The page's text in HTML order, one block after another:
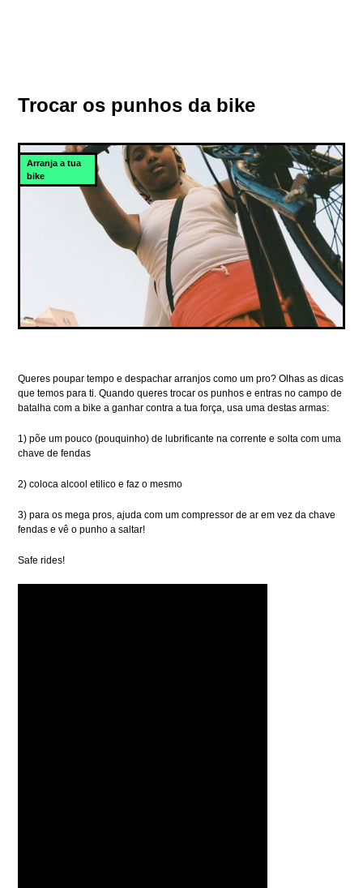
Trocar os punhos da bike
Arranja a tua
bike
Queres poupar tempo e despachar arranjos como um pro? Olhas as dicas
que temos para ti. Quando queres trocar os punhos e entras no campo de
batalha com a bike a ganhar contra a tua força, usa uma destas armas:
1) põe um pouco (pouquinho) de lubrificante na corrente e solta com uma
chave de fendas
2) coloca alcool etilico e faz o mesmo
3) para os mega pros, ajuda com um compressor de ar em vez da chave
fendas e vê o punho a saltar!
Safe rides!